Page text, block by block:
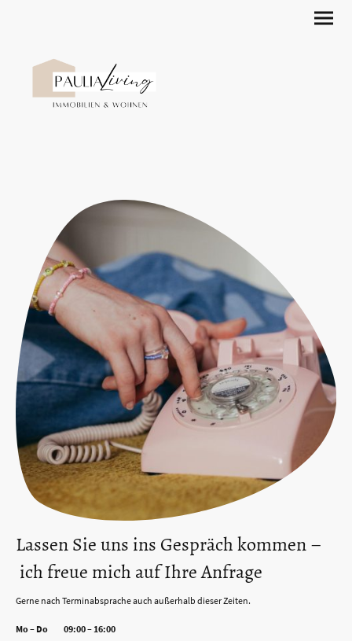
Lassen Sie uns ins Gespräch kommen –
ich freue mich auf Ihre Anfrage
Gerne nach Terminabsprache auch außerhalb dieser Zeiten.
Mo – Do
09:00 – 16:00